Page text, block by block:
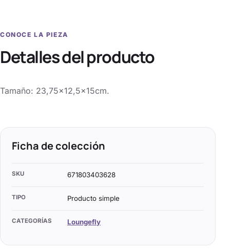
CONOCE LA PIEZA
Detalles del producto
Tamaño: 23,75×12,5x15cm.
Ficha de colección
SKU 671803403628
TIPO Producto simple
CATEGORÍAS Loungefly